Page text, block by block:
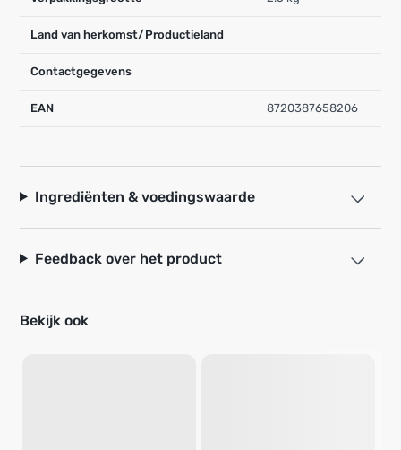
Land van herkomst/Productieland
Contactgegevens
EAN 8720387658206
Ingrediënten & voedingswaarde
Feedback over het product
Bekijk ook